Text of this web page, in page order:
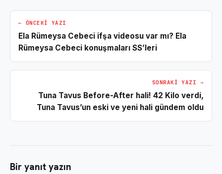
← ÖNCEKI YAZI
Ela Rümeysa Cebeci ifşa videosu var mı? Ela
Rümeysa Cebeci konuşmaları SS’leri
SONRAKI YAZI →
Tuna Tavus Before-After hali! 42 Kilo verdi,
Tuna Tavus’un eski ve yeni hali gündem oldu
Bir yanıt yazın